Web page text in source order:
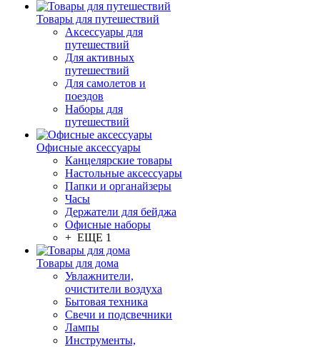
Товары для путешествий
Аксессуары для
путешествий
Для активных
путешествий
Для самолетов и
поездов
Наборы для
путешествий
Офисные аксессуары
Канцелярские товары
Настольные аксессуары
Папки и органайзеры
Часы
Держатели для бейджа
Офисные наборы
+ ЕЩЕ 1
Товары для дома
Увлажнители,
очистители воздуха
Бытовая техника
Свечи и подсвечники
Лампы
Инструменты,